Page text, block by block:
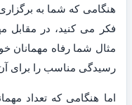
هنگامی که شما به
فکر می کنید، در مقابل
مثال شما رفاه مهمانان
رسیدگی مناسب را برای
اما هنگامی که تعداد